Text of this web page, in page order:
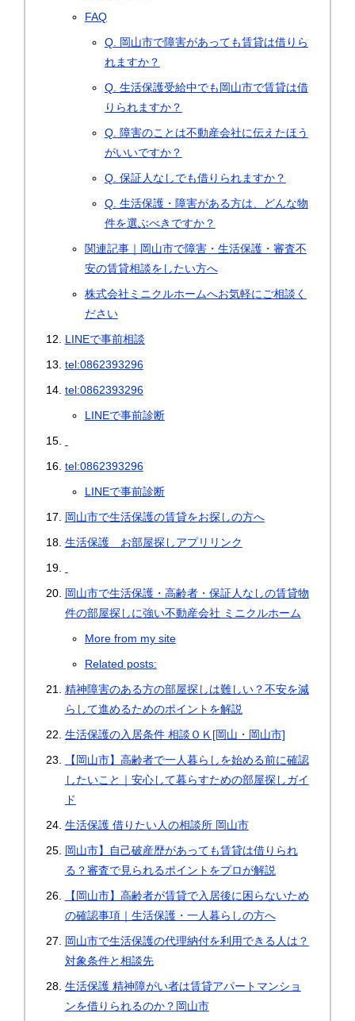
FAQ
Q. 岡山市で障害があっても賃貸は借りら
れますか？
Q. 生活保護受給中でも岡山市で賃貸は借
りられますか？
Q. 障害のことは不動産会社に伝えたほう
がいいですか？
Q. 保証人なしでも借りられますか？
Q. 生活保護・障害がある方は、どんな物
件を選ぶべきですか？
関連記事｜岡山市で障害・生活保護・審査不
安の賃貸相談をしたい方へ
株式会社ミニクルホームへお気軽にご相談く
ださい
LINEで事前相談
tel:0862393296
tel:0862393296
LINEで事前診断
tel:0862393296
LINEで事前診断
岡山市で生活保護の賃貸をお探しの方へ
生活保護 お部屋探しアプリリンク
岡山市で生活保護・高齢者・保証人なしの賃貸物
件の部屋探しに強い不動産会社 ミニクルホーム
More from my site
Related posts:
精神障害のある方の部屋探しは難しい？不安を減
らして進めるためのポイントを解説
生活保護の入居条件 相談ＯＫ[岡山・岡山市]
【岡山市】高齢者で一人暮らしを始める前に確認
したいこと｜安心して暮らすための部屋探しガイ
ド
生活保護 借りたい人の相談所 岡山市
岡山市】自己破産歴があっても賃貸は借りられ
る？審査で見られるポイントをプロが解説
【岡山市】高齢者が賃貸で入居後に困らないため
の確認事項｜生活保護・一人暮らしの方へ
岡山市で生活保護の代理納付を利用できる人は？
対象条件と相談先
生活保護 精神障がい者は賃貸アパートマンショ
ンを借りられるのか？岡山市